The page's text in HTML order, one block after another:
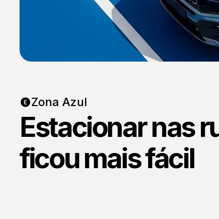
Zona Azul
Estacionar nas
ficou mais fácil
Consórcio
Realize seus sonhos